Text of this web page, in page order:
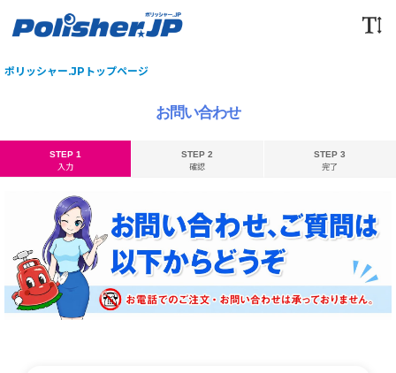
ポリッシャー.JPトップページ
お問い合わせ
STEP 1
入力
STEP 2
確認
STEP 3
完了